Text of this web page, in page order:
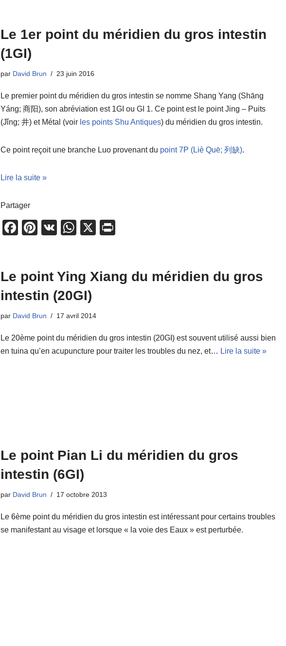
Le 1er point du méridien du gros intestin
(1GI)
par David Brun 23 juin 2016
Le premier point du méridien du gros intestin se nomme Shang Yang (Shāng
Yáng; 商阳), son abréviation est 1GI ou GI 1. Ce point est le point Jing – Puits
(Jǐng; 井) et Métal (voir les points Shu Antiques) du méridien du gros intestin.
Ce point reçoit une branche Luo provenant du point 7P (Liè Quē; 列缺).
Lire la suite »
Partager
F
e
b
o
o
k
Pi
e
st
V
W
s
A
p
p
X
Le point Ying Xiang du méridien du gros
intestin (20GI)
par David Brun 17 avril 2014
Le 20ème point du méridien du gros intestin (20GI) est souvent utilisé aussi bien
en tuina qu’en acupuncture pour traiter les troubles du nez, et… Lire la suite »
Le point Pian Li du méridien du gros
intestin (6GI)
par David Brun 17 octobre 2013
Le 6ème point du méridien du gros intestin est intéressant pour certains troubles
se manifestant au visage et lorsque « la voie des Eaux » est perturbée.